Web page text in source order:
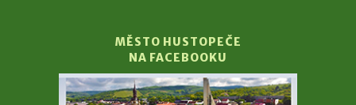
MĚSTO HUSTOPEČE
NA FACEBOOKU